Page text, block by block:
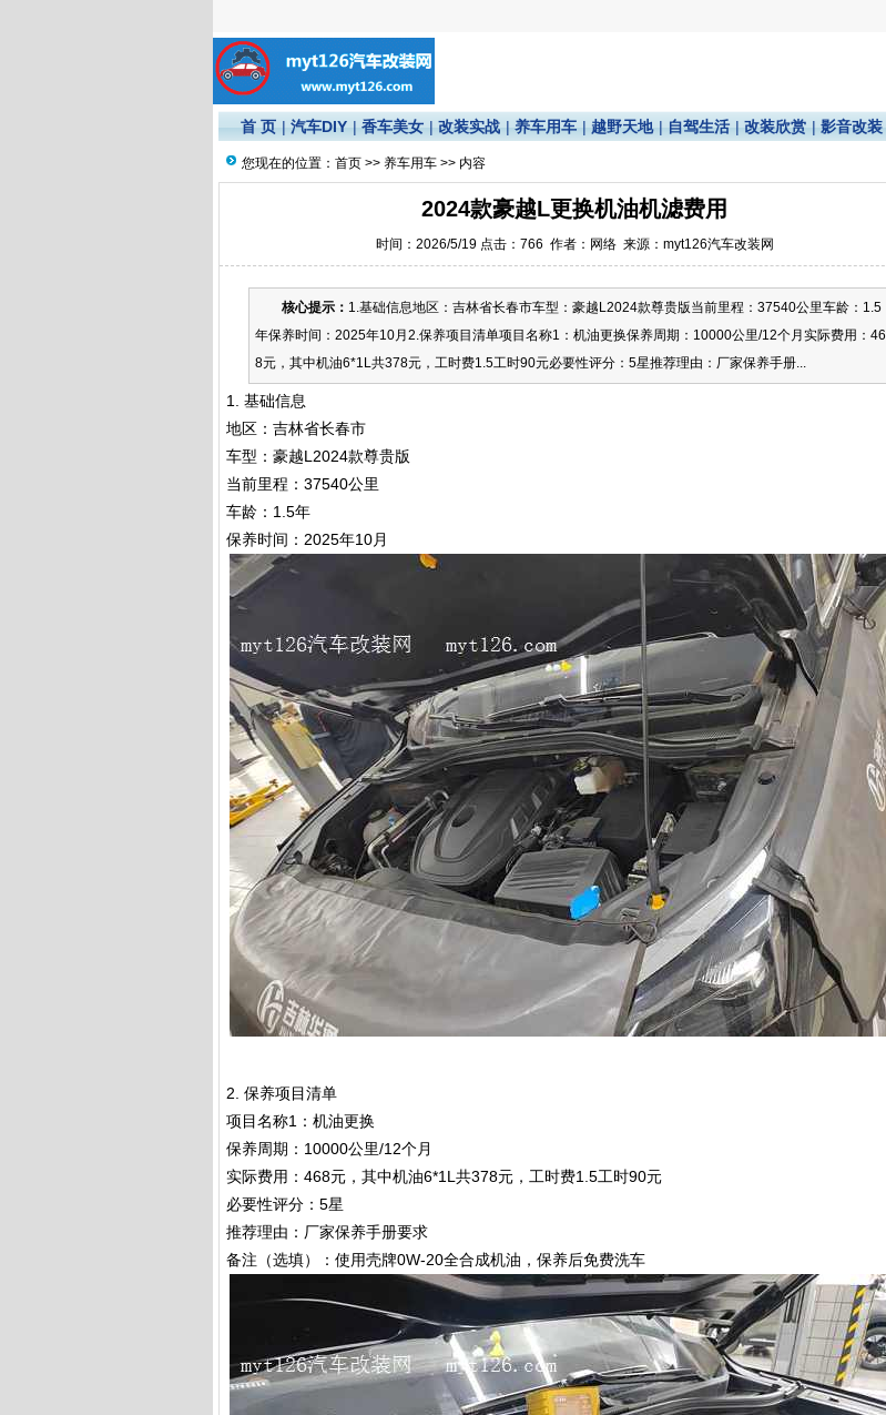
首 页 |汽车DIY |香车美女 |改装实战 |养车用车 |越野天地 |自驾生活 |改装欣赏 |影音改装
您现在的位置： 首页 >> 养车用车 >> 内容
2024款豪越L更换机油机滤费用
时间：2026/5/19 点击： 766 作者：网络 来源：myt126汽车改装网
核心提示： 1.基础信息地区：吉林省长春市车型：豪越L2024款尊贵版当前里程：37540公里车龄：1.5
年保养时间：2025年10月2.保养项目清单项目名称1：机油更换保养周期：10000公里/12个月实际费用：46
8元，其中机油6*1L共378元，工时费1.5工时90元必要性评分：5星推荐理由：厂家保养手册...
1. 基础信息
地区：吉林省长春市
车型：豪越L2024款尊贵版
当前里程：37540公里
车龄：1.5年
保养时间：2025年10月
2. 保养项目清单
项目名称1：机油更换
保养周期：10000公里/12个月
实际费用：468元，其中机油6*1L共378元，工时费1.5工时90元
必要性评分：5星
推荐理由：厂家保养手册要求
备注（选填）：使用壳牌0W-20全合成机油，保养后免费洗车